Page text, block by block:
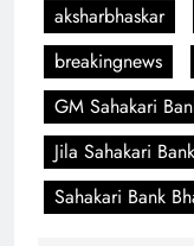
aksharbhaskar
breakingnews
GM Sahakari
Jila Sahakari
Sahakari Bank